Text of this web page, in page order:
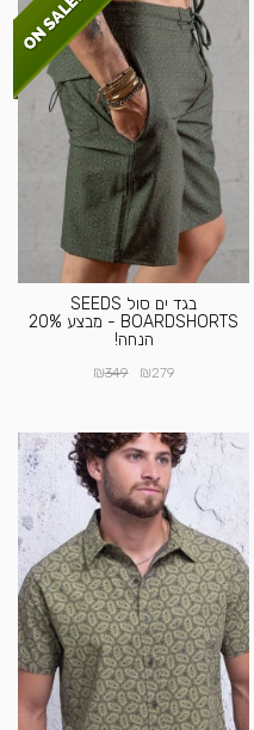
בגד ים סול SEEDS
BOARDSHORTS - מבצע 20%
הנחה!
₪279
₪349